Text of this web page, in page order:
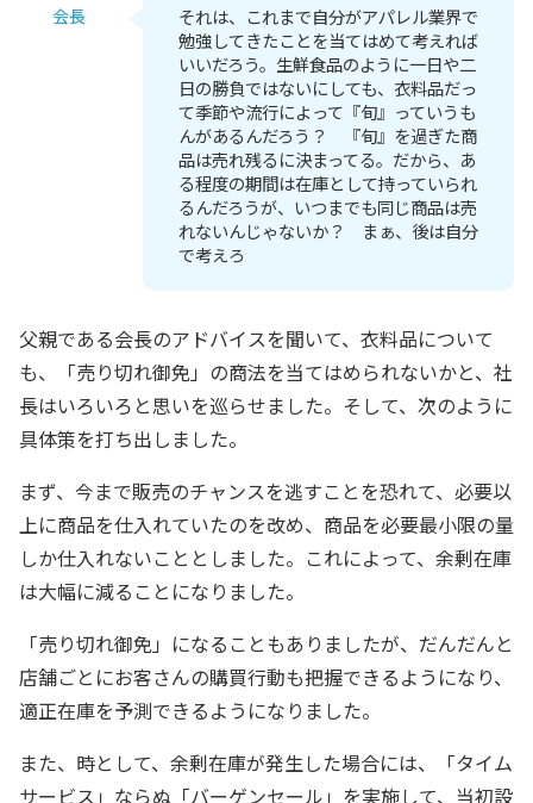
会長
それは、これまで自分がアパレル業界で
勉強してきたことを当てはめて考えれば
いいだろう。生鮮食品のように一日や二
日の勝負ではないにしても、衣料品だっ
て季節や流行によって『旬』っていうも
んがあるんだろう？ 『旬』を過ぎた商
品は売れ残るに決まってる。だから、あ
る程度の期間は在庫として持っていられ
るんだろうが、いつまでも同じ商品は売
れないんじゃないか？ まぁ、後は自分
で考えろ
父親である会長のアドバイスを聞いて、衣料品について
も、「売り切れ御免」の商法を当てはめられないかと、社
長はいろいろと思いを巡らせました。そして、次のように
具体策を打ち出しました。
まず、今まで販売のチャンスを逃すことを恐れて、必要以
上に商品を仕入れていたのを改め、商品を必要最小限の量
しか仕入れないこととしました。これによって、余剰在庫
は大幅に減ることになりました。
「売り切れ御免」になることもありましたが、だんだんと
店舗ごとにお客さんの購買行動も把握できるようになり、
適正在庫を予測できるようになりました。
また、時として、余剰在庫が発生した場合には、「タイム
サービス」ならぬ「バーゲンセール」を実施して、当初設